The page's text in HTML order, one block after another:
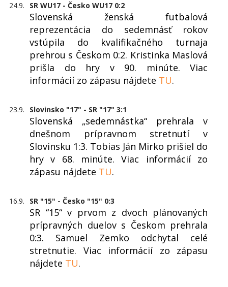
24.9. SR WU17 - Česko WU17 0:2
Slovenská ženská futbalová
reprezentácia do sedemnásť rokov
vstúpila do kvalifikačného turnaja
prehrou s Českom 0:2. Kristinka Maslová
prišla do hry v 90. minúte. Viac
informácií zo zápasu nájdete TU.
23.9. Slovinsko "17" - SR "17" 3:1
Slovenská „sedemnástka“ prehrala v
dnešnom prípravnom stretnutí v
Slovinsku 1:3. Tobias Ján Mirko prišiel do
hry v 68. minúte. Viac informácií zo
zápasu nájdete TU.
16.9. SR "15" - Česko "15" 0:3
SR “15“ v prvom z dvoch plánovaných
prípravných duelov s Českom prehrala
0:3. Samuel Zemko odchytal celé
stretnutie. Viac informácií zo zápasu
nájdete TU.